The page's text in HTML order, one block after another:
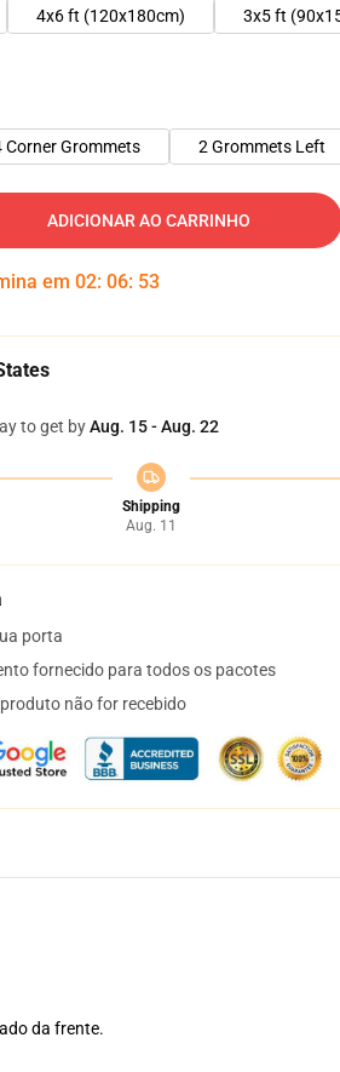
4x6 ft (120x180cm)
3x5 ft
Corner Grommets 2 Grommets Left
ADICIONAR AO CARRINHO
em 02: 06: 53
to get byAug. 15 - Aug. 22
Shipping
Aug. 11
porta
fornecido para todos os pacotes
não for recebido
da frente.